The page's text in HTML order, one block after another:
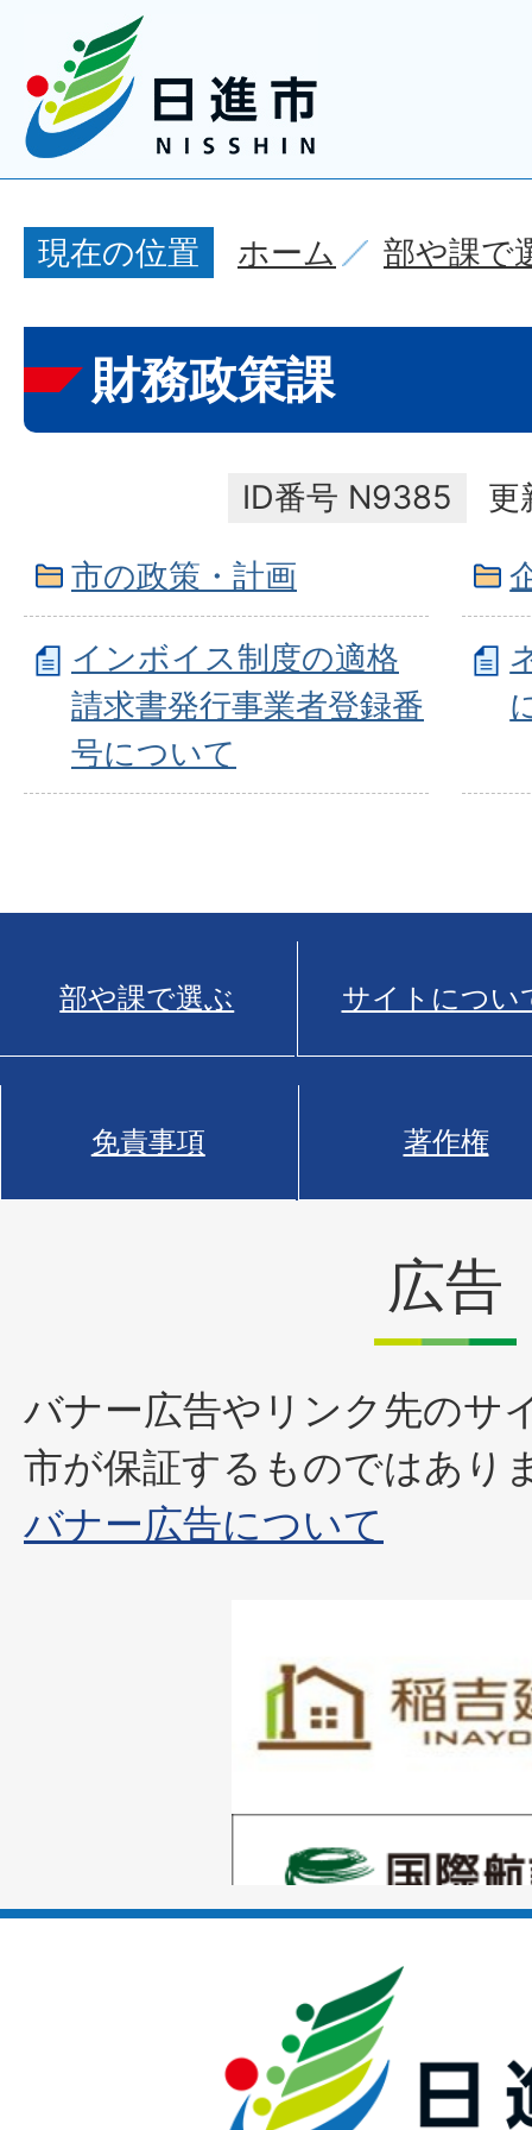
現在の位置 ホーム 部や課で
財務政策課
ID番号 N9385
更
市の政策・計画
インボイス制度の適格
請求書発行事業者登録番
号について
部や課で選ぶ サイトについ
免責事項 著作権
広告
バナー広告やリンク先のサ
市が保証するものではあり
バナー広告について
枚
目
ラ
枚
ス
1
枚